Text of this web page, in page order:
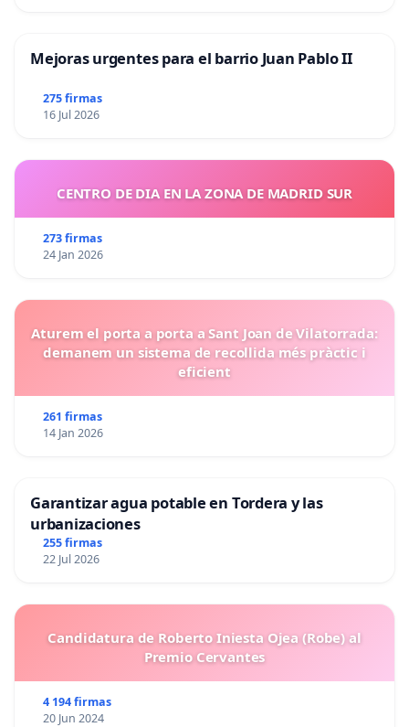
Mejoras urgentes para el barrio Juan Pablo II
275 firmas
16 Jul 2026
CENTRO DE DIA EN LA ZONA DE MADRID SUR
273 firmas
24 Jan 2026
Aturem el porta a porta a Sant Joan de Vilatorrada:
demanem un sistema de recollida més pràctic i
eficient
261 firmas
14 Jan 2026
Garantizar agua potable en Tordera y las
urbanizaciones
255 firmas
22 Jul 2026
Candidatura de Roberto Iniesta Ojea (Robe) al
Premio Cervantes
4 194 firmas
20 Jun 2024